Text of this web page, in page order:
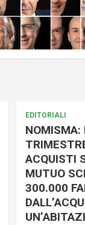
EDITORIALI
NOMISMA:
ACQUISTI
MUTUO
300.000